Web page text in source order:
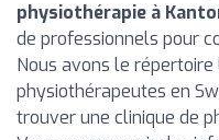
physiothérapie à
de professionnels pour
Nous avons le
physiothérapeutes en
trouver une clinique de